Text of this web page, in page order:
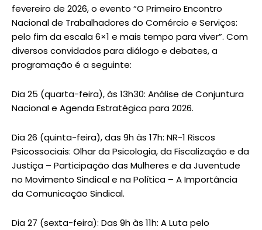
fevereiro de 2026, o evento “O Primeiro Encontro
Nacional de Trabalhadores do Comércio e Serviços:
pelo fim da escala 6×1 e mais tempo para viver”. Com
diversos convidados para diálogo e debates, a
programação é a seguinte:
Dia 25 (quarta-feira), às 13h30: Análise de Conjuntura
Nacional e Agenda Estratégica para 2026.
Dia 26 (quinta-feira), das 9h às 17h: NR-1 Riscos
Psicossociais: Olhar da Psicologia, da Fiscalização e da
Justiça – Participação das Mulheres e da Juventude
no Movimento Sindical e na Política – A Importância
da Comunicação Sindical.
Dia 27 (sexta-feira): Das 9h às 11h: A Luta pelo